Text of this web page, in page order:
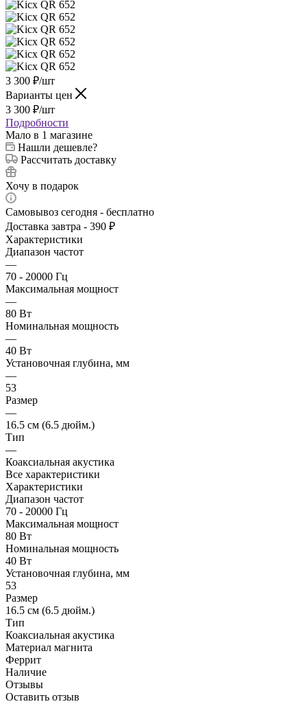
3 300 ₽/шт
Варианты цен
3 300 ₽/шт
Подробности
Мало в 1 магазине
Нашли дешевле?
Рассчитать доставку
Хочу в подарок
Самовывоз сегодня - бесплатно
Доставка завтра - 390 ₽
Характеристики
Диапазон частот
—
70 - 20000 Гц
Максимальная мощност
—
80 Вт
Номинальная мощность
—
40 Вт
Установочная глубина, мм
—
53
Размер
—
16.5 см (6.5 дюйм.)
Тип
—
Коаксиальная акустика
Все характеристики
Характеристики
Диапазон частот
70 - 20000 Гц
Максимальная мощност
80 Вт
Номинальная мощность
40 Вт
Установочная глубина, мм
53
Размер
16.5 см (6.5 дюйм.)
Тип
Коаксиальная акустика
Материал магнита
Феррит
Наличие
Отзывы
Оставить отзыв